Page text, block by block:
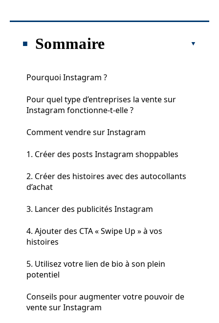
Sommaire
Pourquoi Instagram ?
Pour quel type d’entreprises la vente sur
Instagram fonctionne-t-elle ?
Comment vendre sur Instagram
1. Créer des posts Instagram shoppables
2. Créer des histoires avec des autocollants
d’achat
3. Lancer des publicités Instagram
4. Ajouter des CTA « Swipe Up » à vos
histoires
5. Utilisez votre lien de bio à son plein
potentiel
Conseils pour augmenter votre pouvoir de
vente sur Instagram